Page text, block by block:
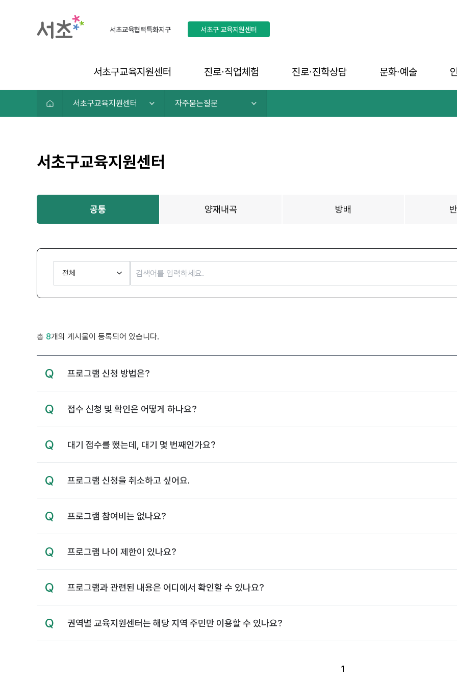
서초교육협력특화지구 서초구교육지원센터
서초구교육지원센터 진로∙직업체험 진로∙진학상담 문화∙예술
서초구교육지원센터 자주묻는질문
서초구교육지원센터
공통 양재내곡 방배
총 8개의 게시물이 등록되어 있습니다.
Q 프로그램 신청 방법은?
축
Q 접수 신청 및 확인은 어떻게 하나요?
축
Q 대기 접수를 했는데, 대기 몇 번째인가요?
축
Q 프로그램 신청을 취소하고 싶어요.
축
Q 프로그램 참여비는 없나요?
축
Q 프로그램 나이 제한이 있나요?
축
Q 프로그램과 관련된 내용은 어디에서 확인할 수 있나요?
축
Q 권역별 교육지원센터는 해당 지역 주민만 이용할 수 있나요?
축
1